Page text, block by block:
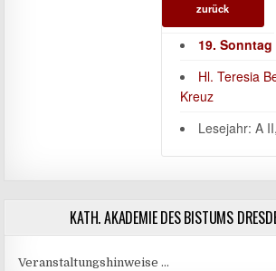
zurück
19.
Hl. Teresia
Kreuz
Lesejahr: A
KATH. AKADEMIE DES BISTUMS
Veranstaltungshinweise …